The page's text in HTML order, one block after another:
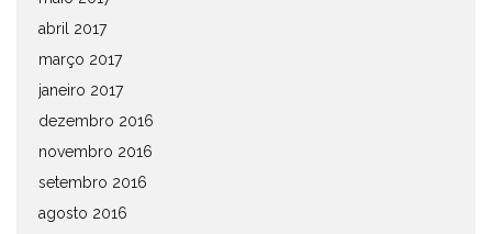
abril 2017
março 2017
janeiro 2017
dezembro 2016
novembro 2016
setembro 2016
agosto 2016